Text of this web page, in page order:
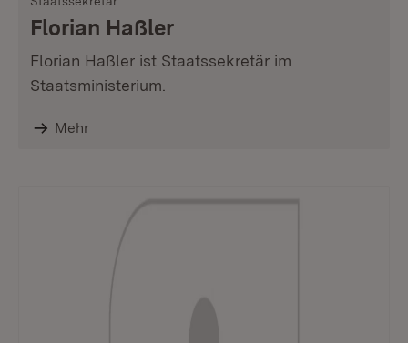
Florian Haßler
Florian Haßler ist Staatssekretär im
Staatsministerium.
Mehr